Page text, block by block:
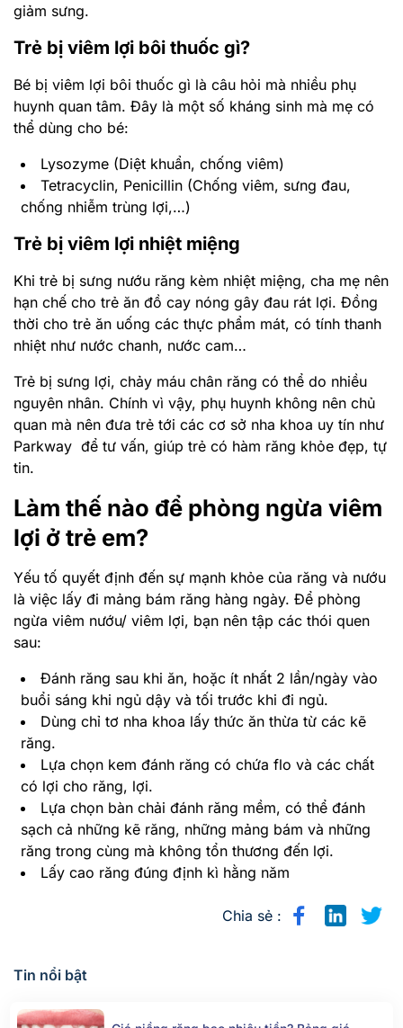
giảm sưng.
Trẻ bị viêm lợi bôi thuốc gì?
Bé bị viêm lợi bôi thuốc gì là câu hỏi mà nhiều phụ
huynh quan tâm. Đây là một số kháng sinh mà mẹ có
thể dùng cho bé:
Lysozyme (Diệt khuẩn, chống viêm)
Tetracyclin, Penicillin (Chống viêm, sưng đau,
chống nhiễm trùng lợi,…)
Trẻ bị viêm lợi nhiệt miệng
Khi trẻ bị sưng nướu răng kèm nhiệt miệng, cha mẹ nên
hạn chế cho trẻ ăn đồ cay nóng gây đau rát lợi. Đồng
thời cho trẻ ăn uống các thực phẩm mát, có tính thanh
nhiệt như nước chanh, nước cam…
Trẻ bị sưng lợi, chảy máu chân răng có thể do nhiều
nguyên nhân. Chính vì vậy, phụ huynh không nên chủ
quan mà nên đưa trẻ tới các cơ sở nha khoa uy tín như
Parkway để tư vấn, giúp trẻ có hàm răng khỏe đẹp, tự
tin.
Làm thế nào để phòng ngừa viêm
lợi ở trẻ em?
Yếu tố quyết định đến sự mạnh khỏe của răng và nướu
là việc lấy đi mảng bám răng hàng ngày. Để phòng
ngừa viêm nướu/ viêm lợi, bạn nên tập các thói quen
sau:
Đánh răng sau khi ăn, hoặc ít nhất 2 lần/ngày vào
buổi sáng khi ngủ dậy và tối trước khi đi ngủ.
Dùng chỉ tơ nha khoa lấy thức ăn thừa từ các kẽ
răng.
Lựa chọn kem đánh răng có chứa flo và các chất
có lợi cho răng, lợi.
Lựa chọn bàn chải đánh răng mềm, có thể đánh
sạch cả những kẽ răng, những mảng bám và những
răng trong cùng mà không tổn thương đến lợi.
Lấy cao răng đúng định kì hằng năm
Chia sẻ :
Tin nổi bật